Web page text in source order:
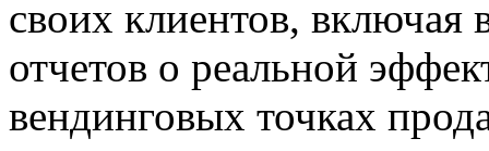
своих клиентов, включая
отчетов о реальной
вендинговых точках